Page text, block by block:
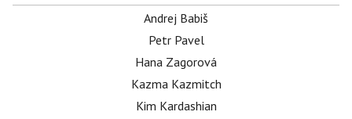
Andrej Babiš
Petr Pavel
Hana Zagorová
Kazma Kazmitch
Kim Kardashian